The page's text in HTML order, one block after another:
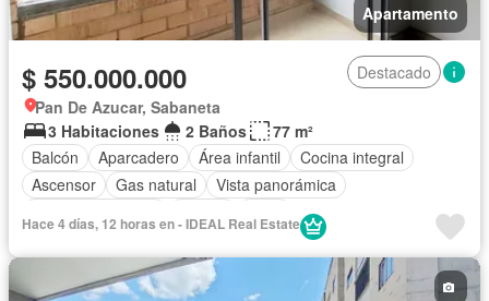
Apartamento
$ 550.000.000
Destacado
Pan De Azucar, Sabaneta
3 Habitaciones
2 Baños
77 m²
Balcón
Aparcadero Área infantil
Cocina integral
Ascensor
Gas natural
Vista panorámica
Hace 4 días, 12 horas en - IDEAL Real Estate